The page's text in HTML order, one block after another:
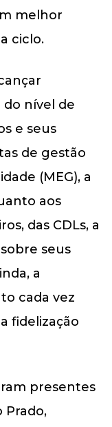
melhor
ciclo.
nível de
e seus
de gestão
(MEG), a
aos
das CDLs, a
seus
a
cada vez
fidelização
presentes
Prado,